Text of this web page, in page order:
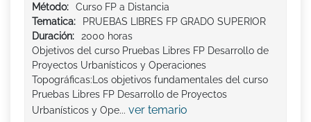
Método:
Curso FP a Distancia
Tematica:
PRUEBAS LIBRES FP GRADO SUPERIOR
Duración:
2000 horas
Objetivos del curso Pruebas Libres FP Desarrollo de
Proyectos Urbanísticos y Operaciones
Topográficas:Los objetivos fundamentales del curso
Pruebas Libres FP Desarrollo de Proyectos
Urbanísticos y Ope... ver temario